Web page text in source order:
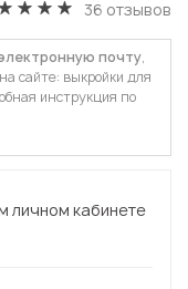
36 отзывов
почту,
на сайте: выкройки для
инструкция по
личном кабинете